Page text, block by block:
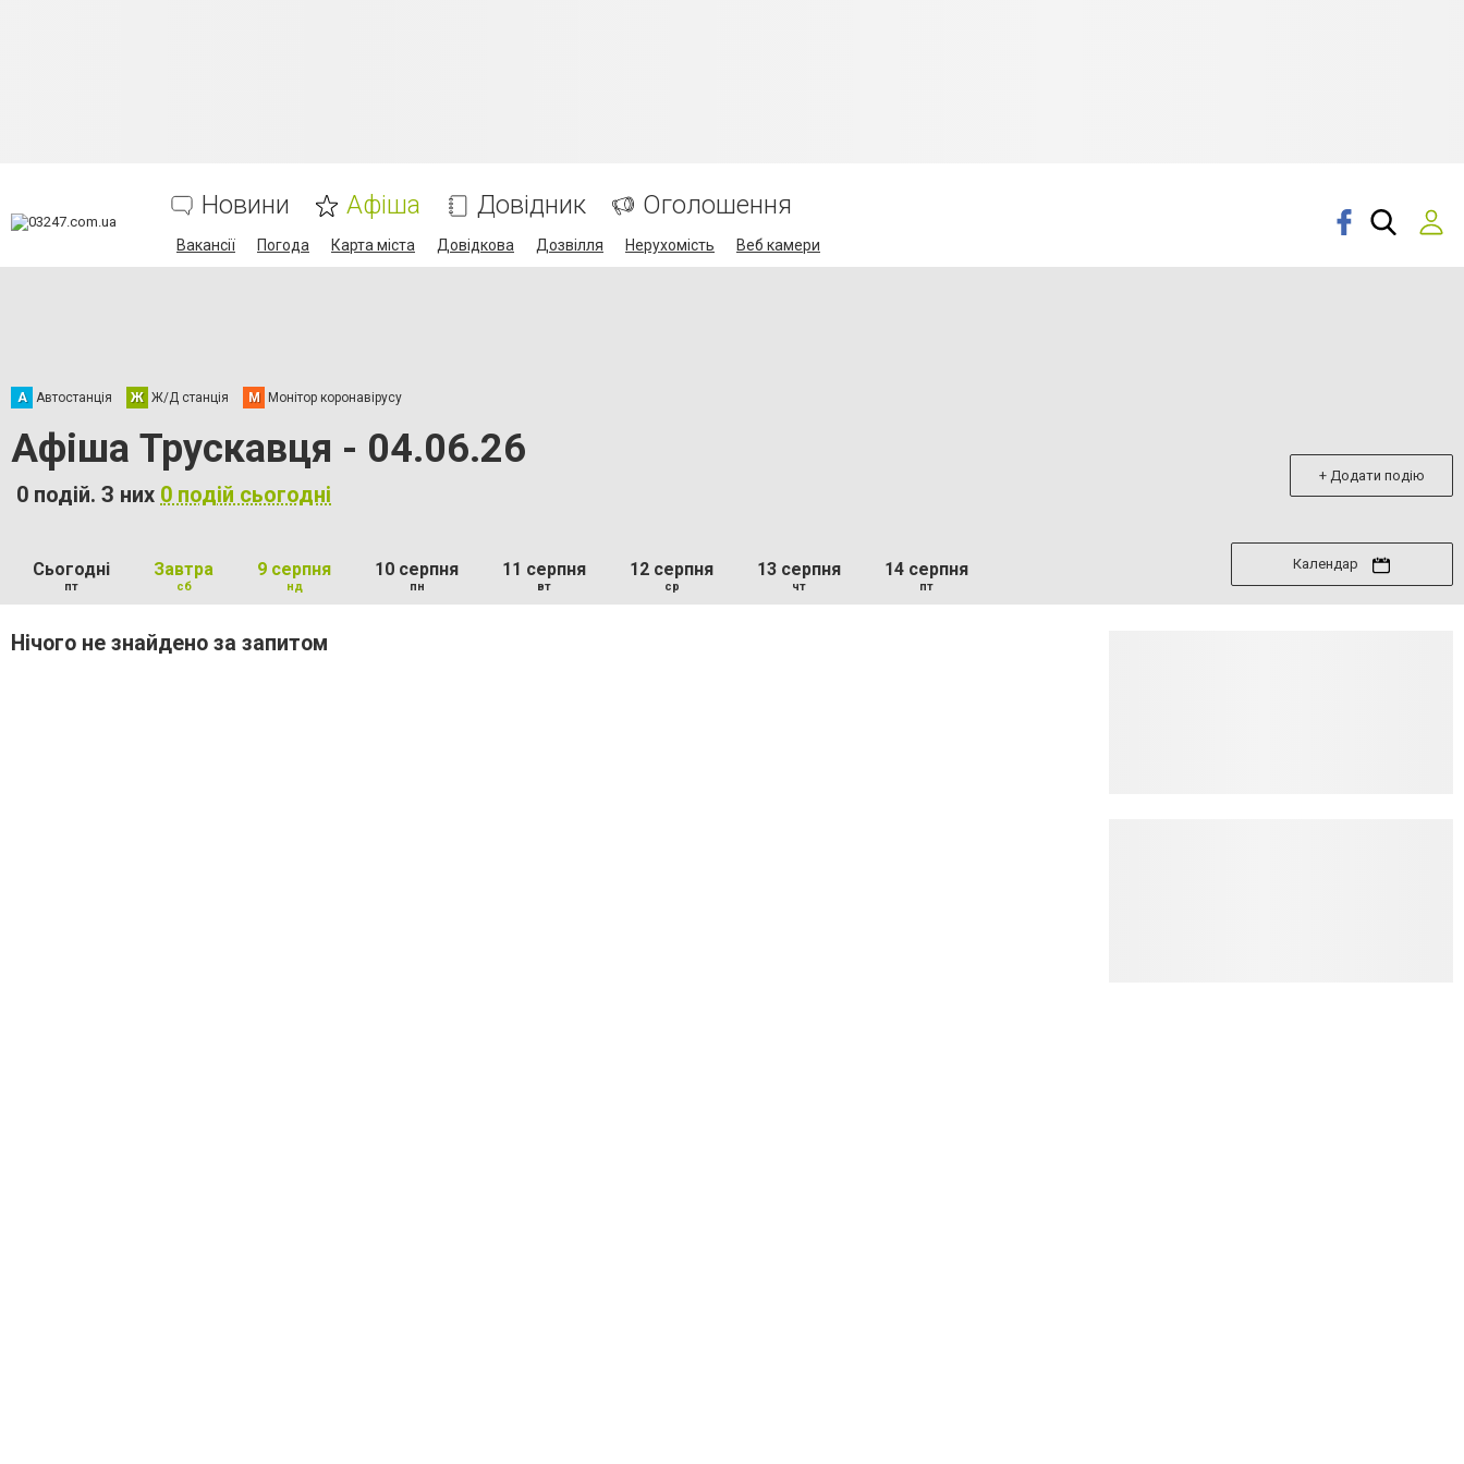
Новини Афіша Довідник Оголошення
Вакансії Погода Карта міста Довідкова Дозвілля Нерухомість Веб камери
А Автостанція Ж Ж/Д станція М Монітор коронавірусу
Афіша Трускавця - 04.06.26
0 подій. З них 0 подій сьогодні
+ Додати подію
Сьогодні
пт
Завтра
сб
9 серпня
нд
10 серпня
пн
11 серпня
вт
12 серпня
ср
13 серпня
чт
14 серпня
пт
Календар
Нічого не знайдено за запитом